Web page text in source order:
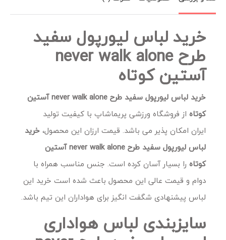
خرید لباس لیورپول سفید
طرح never walk alone
آستین کوتاه
خرید لباس لیورپول سفید طرح never walk alone آستین
کوتاه از فروشگاه ورزشی پریماشاپ با کیفیت تولید
ایران امکان پذیر می باشد. قیمت ارزان این محصول،خرید
لباس لیورپول سفید طرح never walk alone آستین
کوتاه را بسیار آسان کرده است. جنس مناسب همراه با
دوام و قیمت عالی این محصول باعث شده است خرید این
لباس پیشنهادی شگفت انگیز برای هواداران این تیم باشد.
سایزبندی لباس هواداری